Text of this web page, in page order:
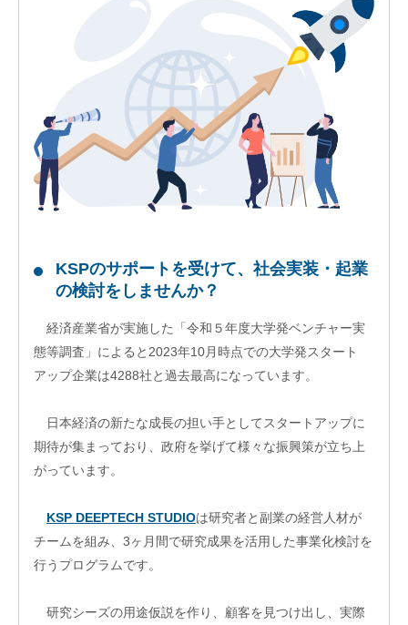
バル
ネッ
ト
ワー
ク
エス
ピー
ゆみ
交
流
KSPのサポートを受けて、社会実装・起業
の検討をしませんか？
経済産業省が実施した「令和５年度大学発ベンチャー実
態等調査」によると2023年10月時点での大学発スタート
アップ企業は4288社と過去最高になっています。
日本経済の新たな成⾧の担い手としてスタートアップに
期待が集まっており、政府を挙げて様々な振興策が立ち上
がっています。
KSP DEEPTECH STUDIOは研究者と副業の経営人材が
チームを組み、3ヶ月間で研究成果を活用した事業化検討を
行うプログラムです。
研究シーズの用途仮説を作り、顧客を見つけ出し、実際